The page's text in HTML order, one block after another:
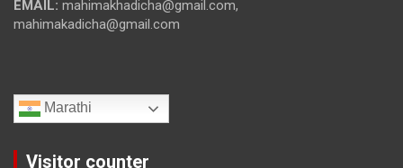
EMAIL: mahimakhadicha@gmail.com,
mahimakadicha@gmail.com
Marathi
Visitor counter